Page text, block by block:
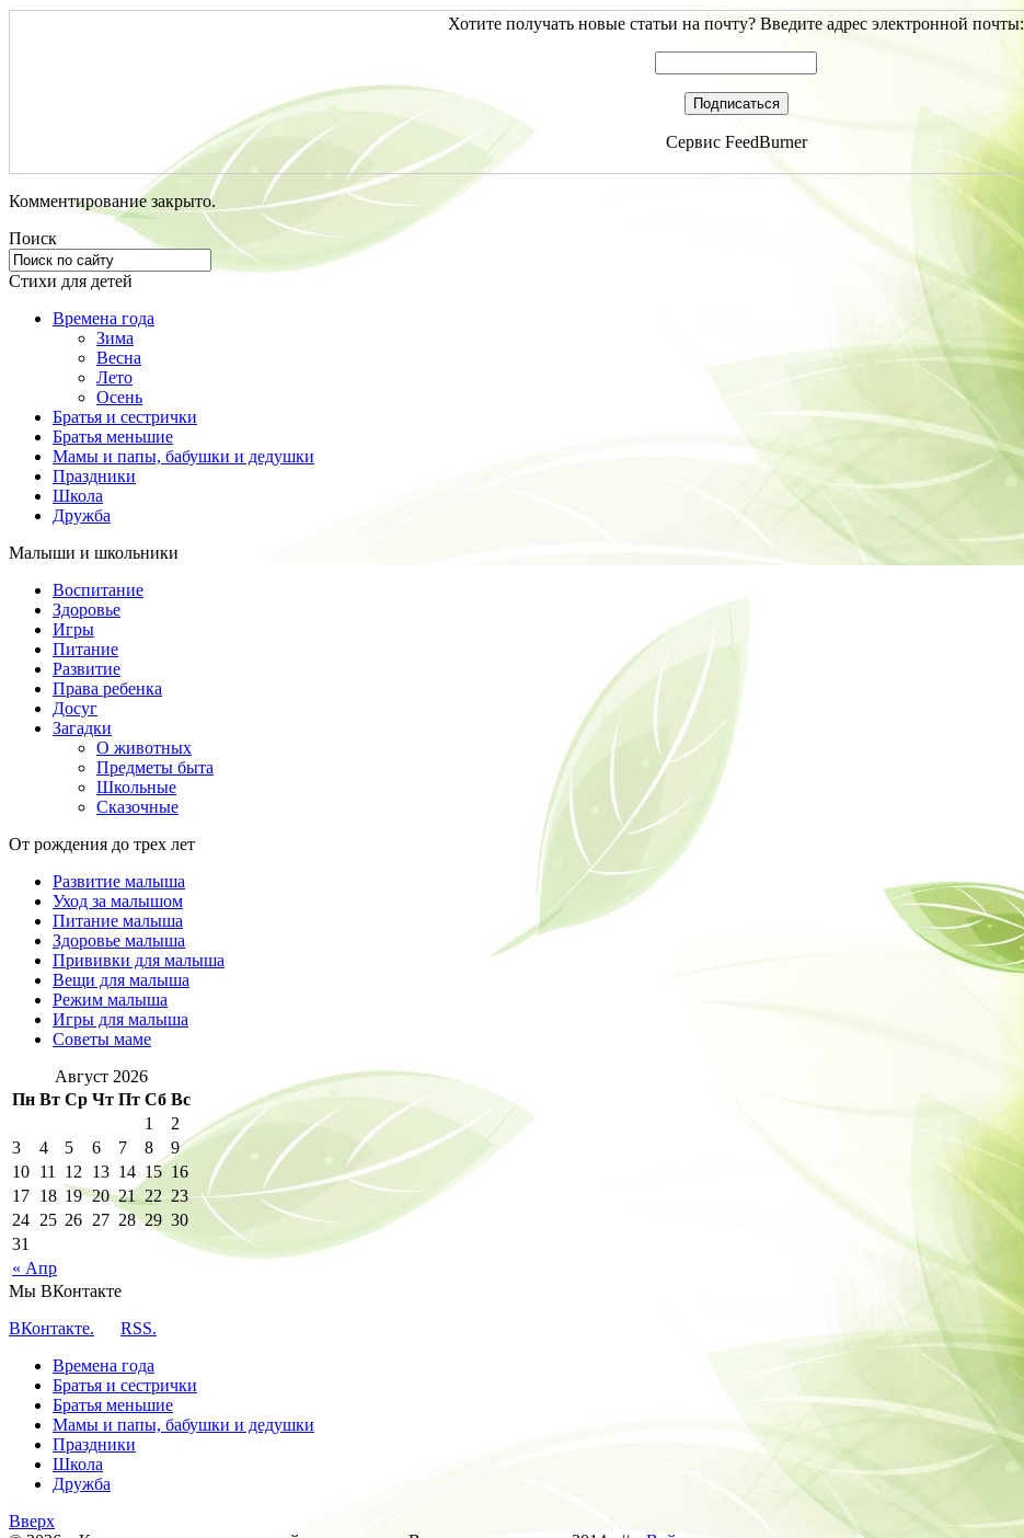
Хотите получать новые статьи на почту? Введите адрес электронной почты:
Сервис FeedBurner
Комментирование закрыто.
Поиск
Стихи для детей
Времена года
Зима
Весна
Лето
Осень
Братья и сестрички
Братья меньшие
Мамы и папы, бабушки и дедушки
Праздники
Школа
Дружба
Малыши и школьники
Воспитание
Здоровье
Игры
Питание
Развитие
Права ребенка
Досуг
Загадки
О животных
Предметы быта
Школьные
Сказочные
От рождения до трех лет
Развитие малыша
Уход за малышом
Питание малыша
Здоровье малыша
Прививки для малыша
Вещи для малыша
Режим малыша
Игры для малыша
Советы маме
Август 2026
Пн Вт Ср Чт Пт Сб Вс
« Апр
1
2
3
4 5 6 7 8
9
10 11 12 13 14 15 16
17 18 19 20 21 22 23
24 25 26 27 28 29 30
31
Мы ВКонтакте
ВКонтакте.
RSS.
Времена года
Братья и сестрички
Братья меньшие
Мамы и папы, бабушки и дедушки
Праздники
Школа
Дружба
Вверх